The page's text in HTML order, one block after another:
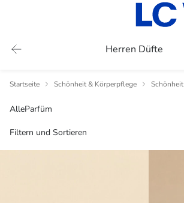
Herren Düfte
Startseite Schönheit & Körperpflege Schönheit
AlleParfüm
Filtern und Sortieren